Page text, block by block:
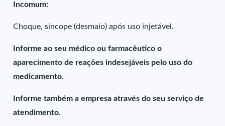
Incomum:
Choque, síncope (desmaio) após uso injetável.
Informe ao seu médico ou farmacêutico o
aparecimento de reações indesejáveis pelo uso do
medicamento.
Informe também a empresa através do seu serviço de
atendimento.